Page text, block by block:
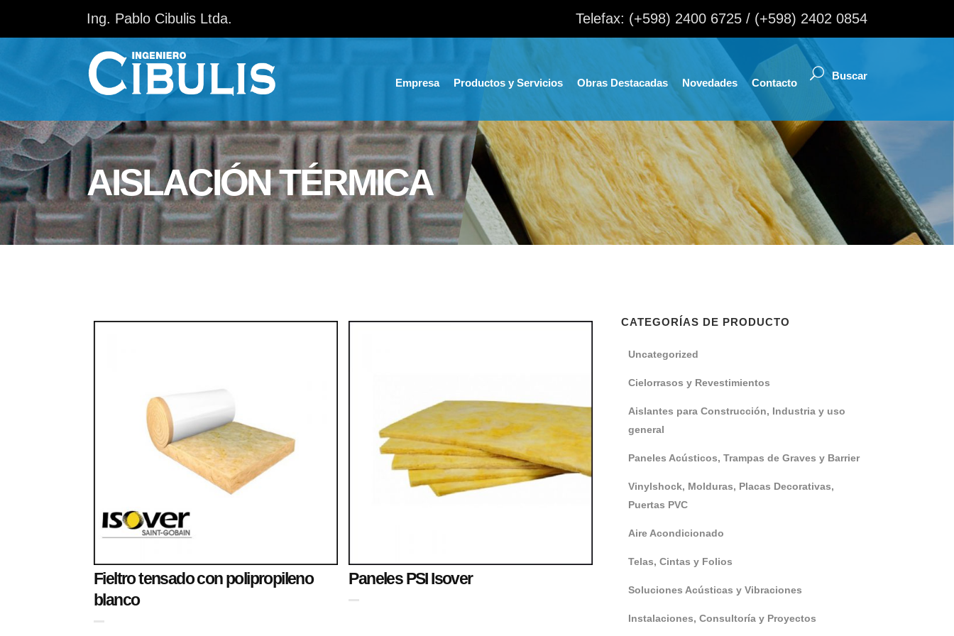
Ing. Pablo Cibulis Ltda. Telefax: (+598) 2400 6725 / (+598) 2402 0854
Empresa Productos y Servicios Obras Destacadas Novedades Contacto
AISLACIÓN TÉRMICA
Fieltro tensado con polipropileno
blanco
Paneles PSI Isover
CATEGORÍAS DE PRODUCTO
Uncategorized
Cielorrasos y Revestimientos
Aislantes para Construcción, Industria y uso
general
Paneles Acústicos, Trampas de Graves y Barrier
Vinylshock, Molduras, Placas Decorativas,
Puertas PVC
Aire Acondicionado
Telas, Cintas y Folios
Soluciones Acústicas y Vibraciones
Instalaciones, Consultoría y Proyectos